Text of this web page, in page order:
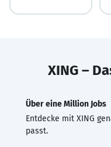
XING –
Über eine Million Jobs
Entdecke mit XING
passt.